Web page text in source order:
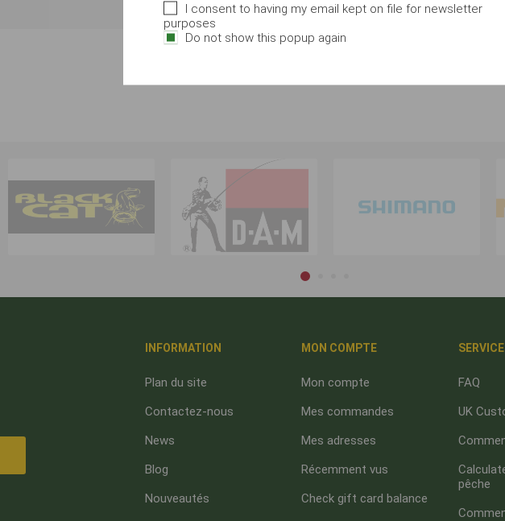
INFORMATION
Plan du site
Contactez-nous
News
Blog
Nouveautés
MON COMPTE
Mon compte
Mes commandes
Mes adresses
Récemment vus
Check gift card balance
FAQ
UK
pêche
I consent to having my email kept on file for newsletter
purposes
Do not show this popup again